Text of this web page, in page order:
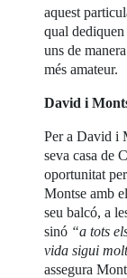
aquest
qual dediquen
uns de
més amateur.
David i
Per a David i
seva casa de
oportunitat
Montse amb
seu balcó, a
sinó “a tots
vida sigui
assegura